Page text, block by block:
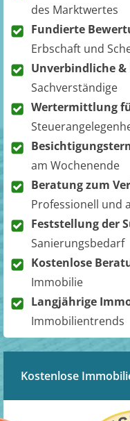
des Marktwertes
Fundierte
Erbschaft und
Unverbindliche
Sachverständige
Wertermittlung
am Wochenende
Beratung zum
Professionell und
Feststellung der
Sanierungsbedarf
Kostenlose
Immobilie
Langjährige
Immobilientrends
Kostenlose